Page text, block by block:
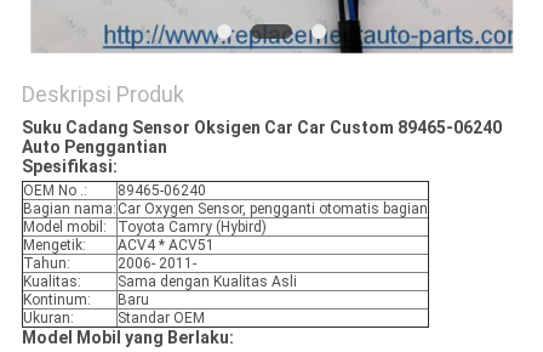
Deskripsi Produk
Suku Cadang Sensor Oksigen Car Car Custom 89465-06240
Auto Penggantian
Spesifikasi:
OEM No .:
89465-06240
Bagian nama: Car Oxygen Sensor, pengganti otomatis bagian
Model mobil:
Toyota Camry (Hybird)
Mengetik:
ACV4 * ACV51
Tahun:
2006- 2011-
Kualitas:
Sama dengan Kualitas Asli
Kontinum:
Baru
Ukuran:
Standar OEM
Model Mobil yang Berlaku: